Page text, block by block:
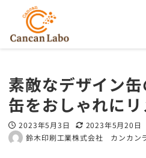
素敵なデザイン
缶をおしゃれにリ
投稿日2023年5月3日 更新日2023年5月20日
著
鈴木印刷工業株式会社 カンカン